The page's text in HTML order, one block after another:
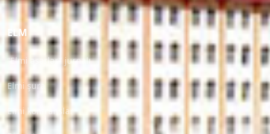
ELM
“Elmi əsərlər” jurnalı
Elmi şura
Elmi konfranslar